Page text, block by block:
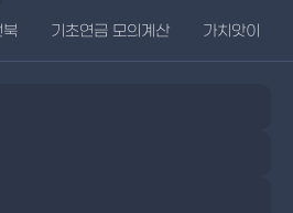
북 기초연금 모의계산 가치앗이